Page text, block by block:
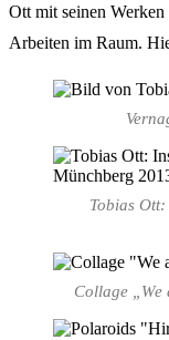
Ott mit seinen
Arbeiten im Raum.
Tobias
Collage „We